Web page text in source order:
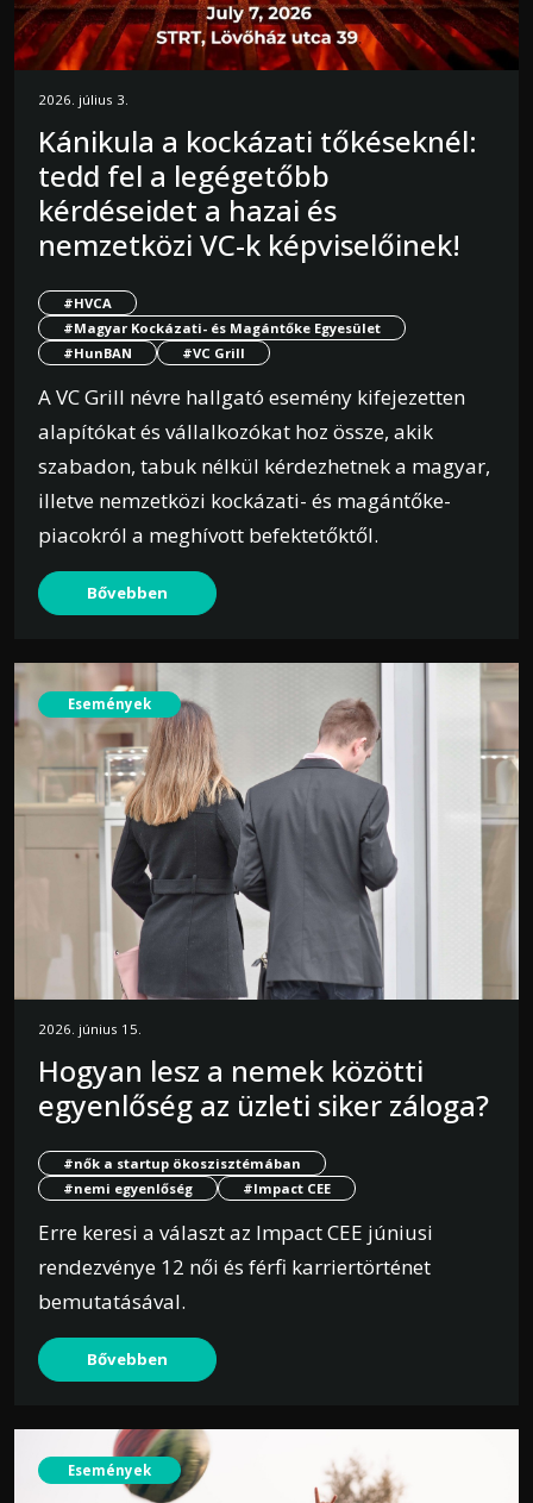
2026. július 3.
Kánikula a kockázati tőkéseknél:
tedd fel a legégetőbb
kérdéseidet a hazai és
nemzetközi VC-k képviselőinek!
#HVCA
#Magyar Kockázati- és Magántőke Egyesület
#HunBAN
#VC Grill
A VC Grill névre hallgató esemény kifejezetten
alapítókat és vállalkozókat hoz össze, akik
szabadon, tabuk nélkül kérdezhetnek a magyar,
illetve nemzetközi kockázati- és magántőke-
piacokról a meghívott befektetőktől.
Bővebben
Események
2026. június 15.
Hogyan lesz a nemek közötti
egyenlőség az üzleti siker záloga?
#nők a startup ökoszisztémában
#nemi egyenlőség
#Impact CEE
Erre keresi a választ az Impact CEE júniusi
rendezvénye 12 női és férfi karriertörténet
bemutatásával.
Bővebben
Események